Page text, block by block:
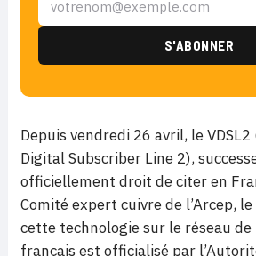
Depuis vendredi 26 avril, le
Digital Subscriber Line 2),
officiellement droit de citer en
Comité expert cuivre de l’Arcep,
cette technologie sur le réseau de
français est officialisé par